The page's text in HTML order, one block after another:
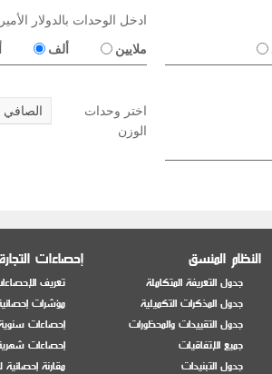
ادخل الوحدات بالدولار
ملايين ألف
اختر وحدات
الوزن
النظام المنسق
جدول التعريفة المتكاملة
جدول المذكرات التكميلية
جدول التقييدات والمحظورات
جميع الإتفاقيات
جدول التبنيدات
إحصاءات
تعريف
مؤشرات
إحصاءات
إحصاءات
مقارنة